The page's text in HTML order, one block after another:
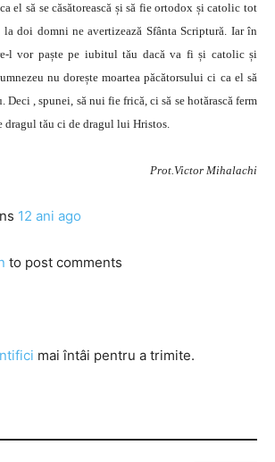
el să se căsătorească și să fie ortodox și catolic tot
doi domni ne avertizează Sfânta Scriptură. Iar în
l vor paște pe iubitul tău dacă va fi și catolic și
nu dorește moartea păcătorsului ci ca el să
Deci , spunei, să nui fie frică, ci să se hotărască ferm
dragul tău ci de dragul lui Hristos.
Prot.Victor Mihalachi
12 ani ago
to post comments
mai întâi pentru a trimite.